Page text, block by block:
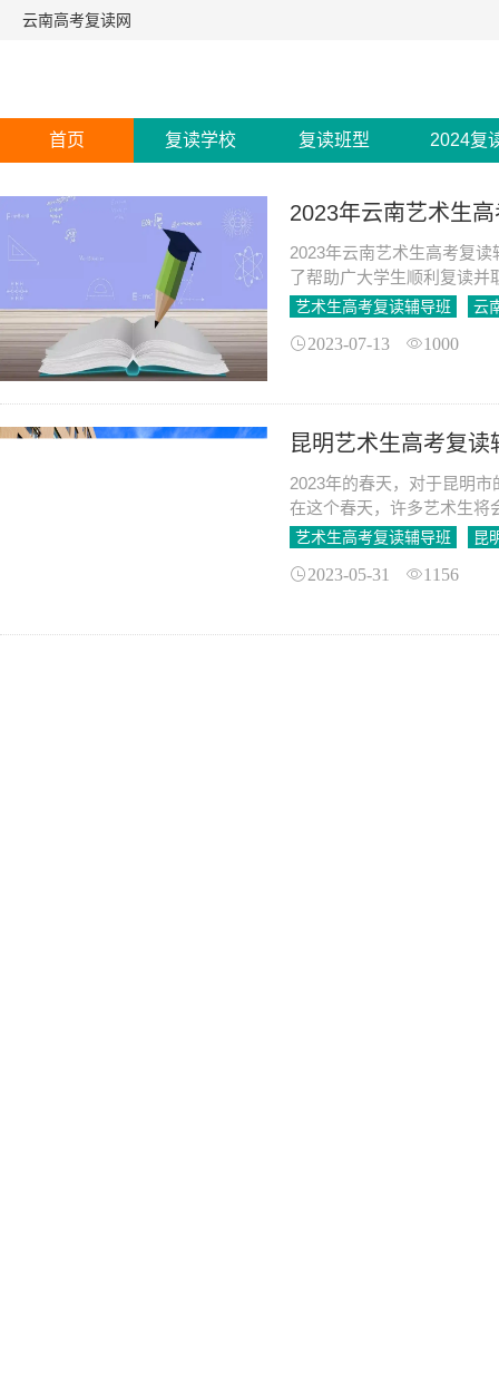
云南高考复读网
首页 复读学校 复读班型 2024复
2023年云南艺术生
2023年云南艺术生高考复
了帮助广大学生顺利复读并
构提供优质的辅导服务。
艺术生高考复读辅导班 云
2023-07-13 1000
昆明艺术生高考复读
2023年的春天，对于昆明
在这个春天，许多艺术生将
是在达成这个美好目标之前
艺术生高考复读辅导班 昆
2023-05-31 1156